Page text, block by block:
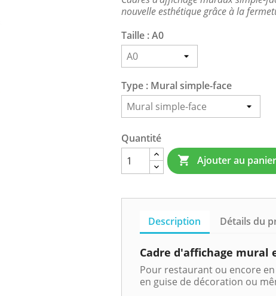
nouvelle esthétique grâce à la
Taille : A0
Type : Mural simple-face
Quantité
 Ajouter au panier
Description Détails du
Cadre d'affichage mural
Pour restaurant ou encore
en guise de décoration ou